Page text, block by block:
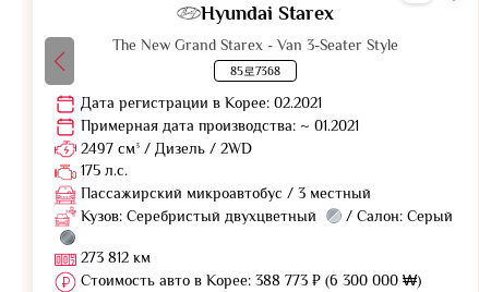
Hyundai Starex
The New Grand Starex - Van 3-Seater Style
85로7368
Дата регистрации в Корее: 02.2021
Примерная дата производства: ~ 01.2021
2497 см³ / Дизель / 2WD
175 л.с.
Пассажирский микроавтобус / 3 местный
Кузов: Серебристый двухцветный
/ Салон: Серый
273 812 км
Стоимость авто в Корее: 388 773 ₽ (6 300 000 ₩)